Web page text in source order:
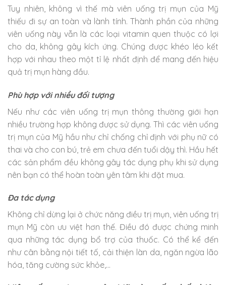
Tuy nhiên, không vì thế mà viên uống trị mụn của Mỹ
thiếu đi sự an toàn và lành tính. Thành phần của những
viên uống này vẫn là các loại vitamin quen thuộc có lợi
cho da, không gây kích ứng. Chúng được khéo léo kết
hợp với nhau theo một tỉ lệ nhất định để mang đến hiệu
quả trị mụn hàng đầu.
Phù hợp với nhiều đối tượng
Nếu như các viên uống trị mụn thông thường giới hạn
nhiều trường hợp không được sử dụng. Thì các viên uống
trị mụn của Mỹ hầu như chỉ chống chỉ định với phụ nữ có
thai và cho con bú, trẻ em chưa đến tuổi dậy thì. Hầu hết
các sản phẩm đều không gây tác dụng phụ khi sử dụng
nên bạn có thể hoàn toàn yên tâm khi đặt mua.
Đa tác dụng
Không chỉ dừng lại ở chức năng điều trị mụn, viên uống trị
mụn Mỹ còn ưu việt hơn thế. Điều đó được chứng minh
qua những tác dụng bổ trợ của thuốc. Có thể kể đến
như cân bằng nội tiết tố, cải thiện làn da, ngăn ngừa lão
hóa, tăng cường sức khỏe,…